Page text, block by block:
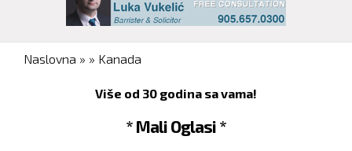
You are here
Naslovna » » Kanada
Više od 30 godina sa vama!
* Mali Oglasi *